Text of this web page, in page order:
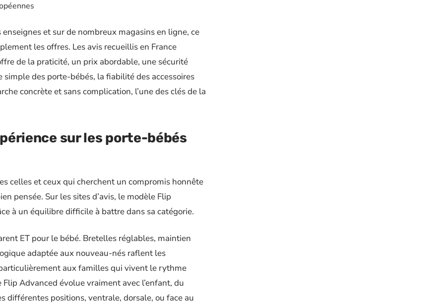
et sur de nombreux magasins en ligne, ce
les offres. Les avis recueillis en France
de la praticité, un prix abordable, une sécurité
des porte-bébés, la fiabilité des accessoires
concrète et sans complication, l’une des clés de la
sur les porte-bébés
celles et ceux qui cherchent un compromis honnête
pensée. Sur les sites d’avis, le modèle Flip
à un équilibre difficile à battre dans sa catégorie.
ET pour le bébé. Bretelles réglables, maintien
adaptée aux nouveau-nés raflent les
aux familles qui vivent le rythme
Advanced évolue vraiment avec l’enfant, du
différentes positions, ventrale, dorsale, ou face au